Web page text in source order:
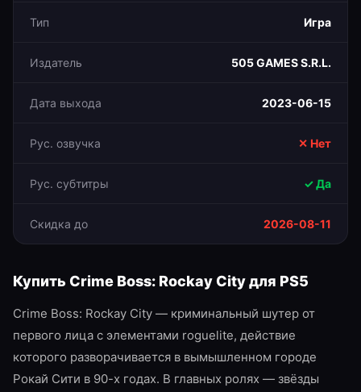
Тип Игра
Издатель 505 GAMES S.R.L.
Дата выхода 2023-06-15
Рус. озвучка ✕ Нет
Рус. субтитры ✓ Да
Скидка до 2026-08-11
Купить Crime Boss: Rockay Cityдля PS5
Crime Boss: Rockay City — криминальный шутер от
первого лица с элементами roguelite, действие
которого разворачивается в вымышленном городе
Рокай Сити в 90-х годах. В главных ролях — звёзды